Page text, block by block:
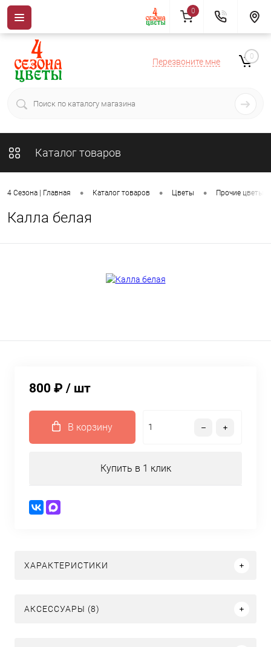
Перезвоните мне
0
Каталог товаров
4 Сезона | Главная • Каталог товаров • Цветы • Прочие цветы
Калла белая
800 ₽ / шт
В корзину
Купить в 1 клик
ХАРАКТЕРИСТИКИ
АКСЕССУАРЫ (8)
0